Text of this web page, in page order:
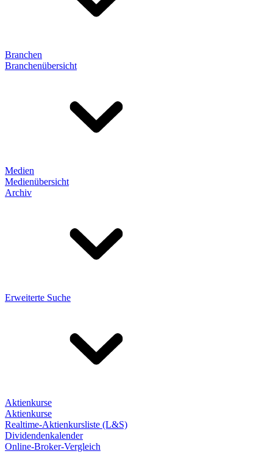
Branchen
Branchenübersicht
Medien
Medienübersicht
Archiv
Erweiterte Suche
Aktienkurse
Aktienkurse
Realtime-Aktienkursliste (L&S)
Dividendenkalender
Online-Broker-Vergleich